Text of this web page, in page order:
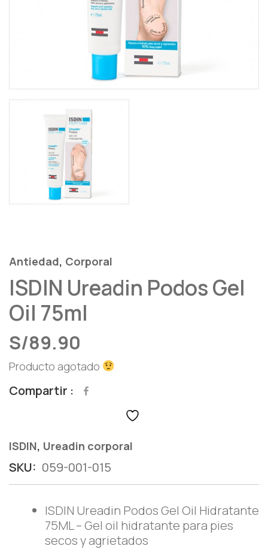
Antiedad, Corporal
ISDIN Ureadin Podos Gel
Oil 75ml
S/89.90
Producto agotado
Compartir
ISDIN, Ureadin corporal
SKU: 059-001-015
ISDIN Ureadin Podos Gel Oil Hidratante
75ML – Gel oil hidratante para pies
secos y agrietados